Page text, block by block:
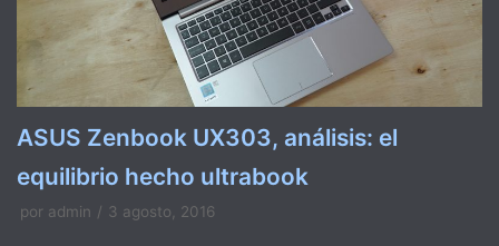
ASUS Zenbook UX303, análisis: el
equilibrio hecho ultrabook
por admin 3 agosto, 2016